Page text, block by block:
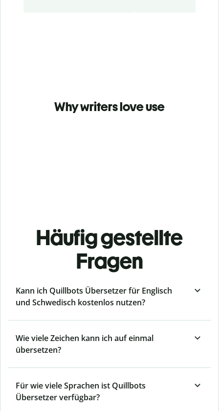
Why writers love use
Häufig gestellte
Fragen
Kann ich Quillbots Übersetzer für Englisch
und Schwedisch kostenlos nutzen?
Wie viele Zeichen kann ich auf einmal
übersetzen?
Für wie viele Sprachen ist Quillbots
Übersetzer verfügbar?